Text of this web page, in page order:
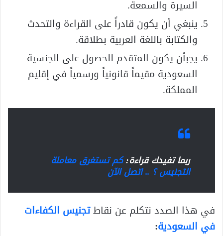
السيرة والسمعة.
ينبغي أن يكون قادراً على القراءة والتحدث
والكتابة باللغة العربية بطلاقة.
يجبأن يكون المتقدم للحصول على الجنسية
السعودية مقيماً قانونياً ورسمياً في إقليم
المملكة.
ربما تفيدك قراءة:كم تستغرق معاملة
التجنيس ؟ .. اتصل الآن
في هذا الصدد نتكلم عن نقاطتجنيس الكفاءات
في السعودية: